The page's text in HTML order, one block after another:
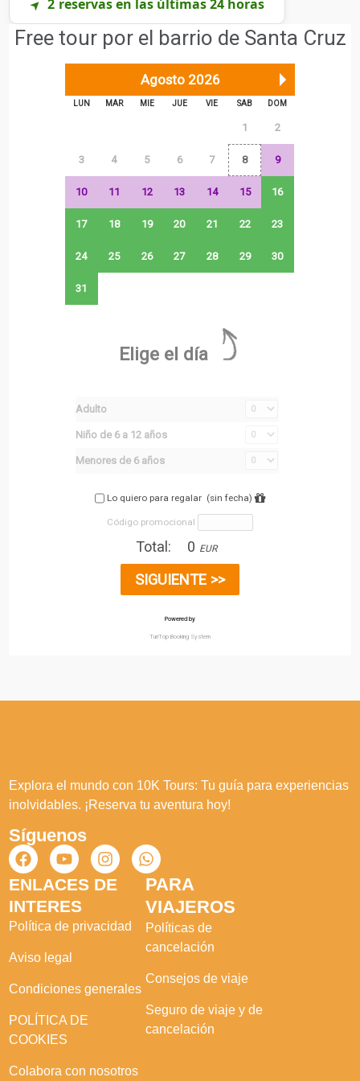
➤ 2 reservas en las últimas 24 horas
Explora el mundo con 10K Tours: Tu guía para experiencias
inolvidables. ¡Reserva tu aventura hoy!
Síguenos
ENLACES DE
INTERES
Política de privacidad
Aviso legal
Condiciones generales
POLÍTICA DE
COOKIES
Colabora con nosotros
PARA
VIAJEROS
Políticas de
cancelación
Consejos de viaje
Seguro de viaje y de
cancelación